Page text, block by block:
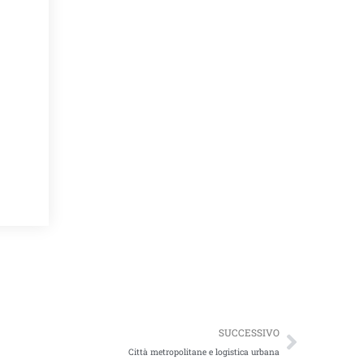
SUCCESSIVO
Città metropolitane e logistica urbana